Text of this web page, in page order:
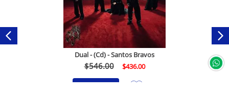
Dual - (Cd) - Santos Bravos
$546.00 $436.00